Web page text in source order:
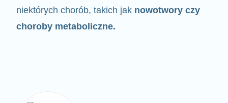
niektórych chorób, takich jak nowotwory czy
choroby metaboliczne.